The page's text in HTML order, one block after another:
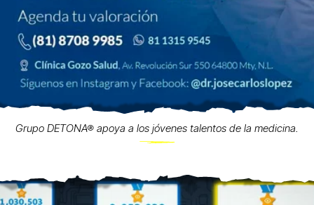
Grupo DETONA® apoya a los jóvenes talentos de la medicina.